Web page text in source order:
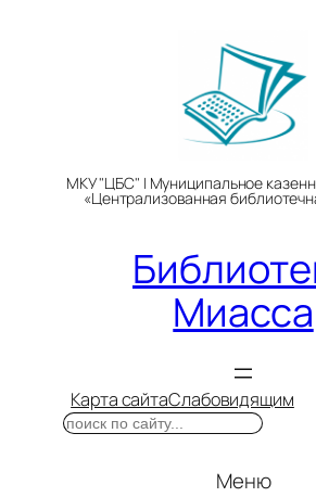
МКУ "ЦБС" | Муниципальное
«Централизованная
Миасса
Карта сайтаСлабовидящим
Поиск
Меню